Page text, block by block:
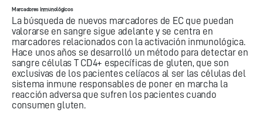
Marcadores inmunológicos
La búsqueda de nuevos marcadores de EC que puedan
valorarse en sangre sigue adelante y se centra en
marcadores relacionados con la activación inmunológica.
Hace unos años se desarrolló un método para detectar en
sangre células T CD4+ específicas de gluten, que son
exclusivas de los pacientes celíacos al ser las células del
sistema inmune responsables de poner en marcha la
reacción adversa que sufren los pacientes cuando
consumen gluten.